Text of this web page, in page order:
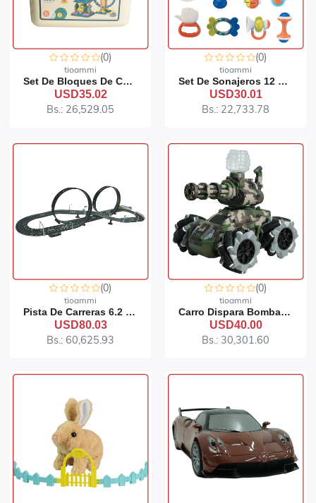
(0)
tioammi
Set De Bloques De Construcción 600 Piezas
USD35.02
Bs.: 26,529.05
(0)
tioammi
Set De Sonajeros 12 Piezas 91-309
USD30.01
Bs.: 22,733.78
(0)
tioammi
Pista De Carreras 6.2 Metros 91-116
USD80.03
Bs.: 60,625.93
(0)
tioammi
Carro Dispara Bombas De Goma 91-39
USD40.00
Bs.: 30,301.60